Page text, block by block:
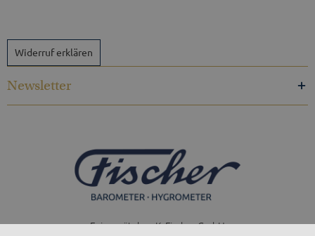
Feingerätebau K. Fischer GmbH
Widerruf erklären
Newsletter